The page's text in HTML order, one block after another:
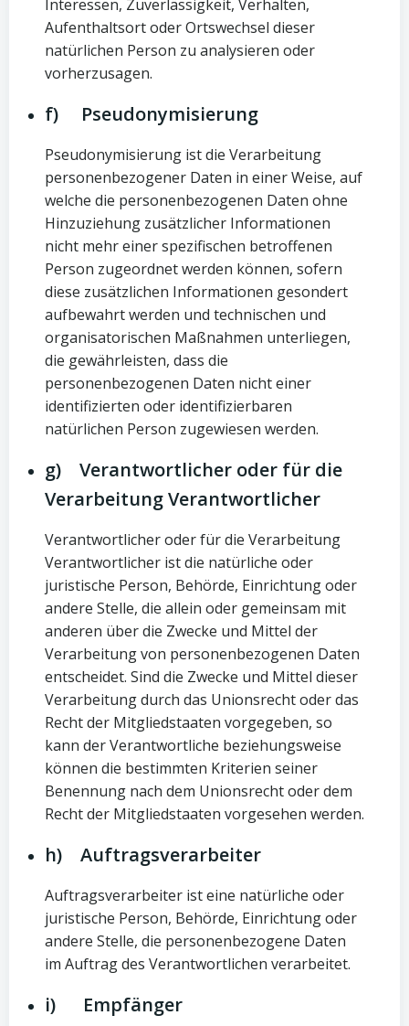
Interessen, Zuverlässigkeit, Verhalten,
Aufenthaltsort oder Ortswechsel dieser
natürlichen Person zu analysieren oder
vorherzusagen.
f) Pseudonymisierung
Pseudonymisierung ist die Verarbeitung
personenbezogener Daten in einer Weise, auf
welche die personenbezogenen Daten ohne
Hinzuziehung zusätzlicher Informationen
nicht mehr einer spezifischen betroffenen
Person zugeordnet werden können, sofern
diese zusätzlichen Informationen gesondert
aufbewahrt werden und technischen und
organisatorischen Maßnahmen unterliegen,
die gewährleisten, dass die
personenbezogenen Daten nicht einer
identifizierten oder identifizierbaren
natürlichen Person zugewiesen werden.
g) Verantwortlicher oder für die
Verarbeitung Verantwortlicher
Verantwortlicher oder für die Verarbeitung
Verantwortlicher ist die natürliche oder
juristische Person, Behörde, Einrichtung oder
andere Stelle, die allein oder gemeinsam mit
anderen über die Zwecke und Mittel der
Verarbeitung von personenbezogenen Daten
entscheidet. Sind die Zwecke und Mittel dieser
Verarbeitung durch das Unionsrecht oder das
Recht der Mitgliedstaaten vorgegeben, so
kann der Verantwortliche beziehungsweise
können die bestimmten Kriterien seiner
Benennung nach dem Unionsrecht oder dem
Recht der Mitgliedstaaten vorgesehen werden.
h) Auftragsverarbeiter
Auftragsverarbeiter ist eine natürliche oder
juristische Person, Behörde, Einrichtung oder
andere Stelle, die personenbezogene Daten
im Auftrag des Verantwortlichen verarbeitet.
i) Empfänger